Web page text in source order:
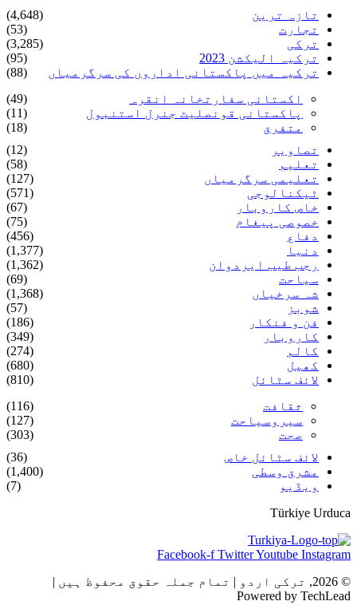
تازہ ترین
(4,648)
تجارت
(53)
ترکی
(3,285)
ترکیہ الیکشن 2023
(95)
ترکیہ میں پاکستانی اداروں کی سرگرمیاں
(88)
اکستانی سفارتخانہ انقرہ
(49)
پاکستانی قونصلیٹ جنرل استنبول
(11)
متفرق
(18)
تصاویر
(12)
تعلیم
(58)
تعلیمی سرگرمیاں
(127)
ٹیکنالوجی
(571)
خاص کاروبار
(67)
خصوصی پیغام
(75)
دفاع
(456)
دنیا
(1,377)
رجب طیب ایردوان
(1,362)
سیاحت
(69)
شہ سرخیاں
(1,368)
شوبز
(57)
فن و فنکار
(186)
کاروبار
(349)
کالم
(274)
کھیل
(680)
لائف سٹائل
(810)
ثقافت
(116)
سیروسیاحت
(127)
صحت
(303)
لائف سٹائل خاص
(36)
مشرق وسطی
(1,400)
ویڈیو
(7)
Türkiye Urduca
Facebook-f TwitterYoutube Instagram
© 2026, ترکی اردو | تمام جملہ حقوق محفوظ ہیں |
Powered by TechLead